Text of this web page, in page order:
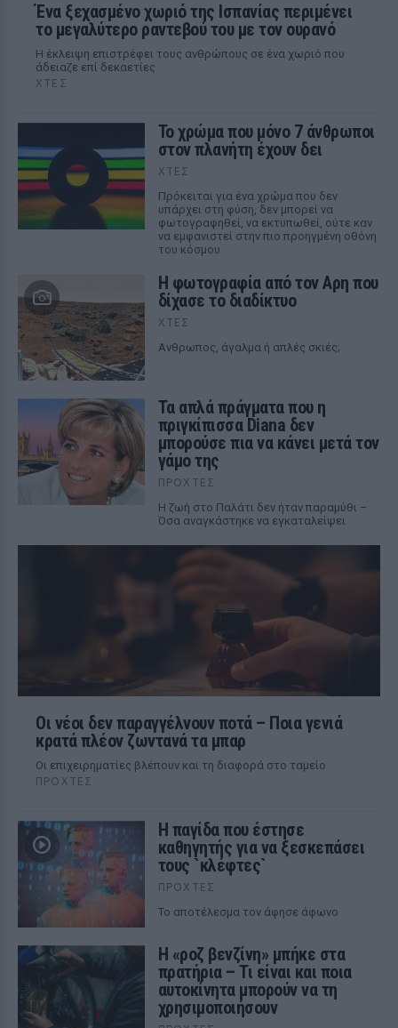
Ένα ξεχασμένο χωριό της Ισπανίας περιμένει
το μεγαλύτερο ραντεβού του με τον ουρανό
Η έκλειψη επιστρέφει τους ανθρώπους σε ένα χωριό που
άδειαζε επί δεκαετίες
ΧΤΕΣ
Το χρώμα που μόνο 7 άνθρωποι
στον πλανήτη έχουν δει
ΧΤΕΣ
Πρόκειται για ένα χρώμα που δεν
υπάρχει στη φύση, δεν μπορεί να
φωτογραφηθεί, να εκτυπωθεί, ούτε καν
να εμφανιστεί στην πιο προηγμένη οθόνη
του κόσμου
Η φωτογραφία από τον Αρη που
δίχασε το διαδίκτυο
ΧΤΕΣ
Ανθρωπος, άγαλμα ή απλές σκιές;
Τα απλά πράγματα που η
πριγκίπισσα Diana δεν
μπορούσε πια να κάνει μετά τον
γάμο της
ΠΡΟΧΤΈΣ
Η ζωή στο Παλάτι δεν ήταν παραμύθι –
Όσα αναγκάστηκε να εγκαταλείψει
Οι νέοι δεν παραγγέλνουν ποτά – Ποια γενιά
κρατά πλέον ζωντανά τα μπαρ
Οι επιχειρηματίες βλέπουν και τη διαφορά στο ταμείο
ΠΡΟΧΤΈΣ
Η παγίδα που έστησε
καθηγητής για να ξεσκεπάσει
τους `κλέφτες`
ΠΡΟΧΤΈΣ
Το αποτέλεσμα τον άφησε άφωνο
Η «ροζ βενζίνη» μπήκε στα
πρατήρια – Τι είναι και ποια
αυτοκίνητα μπορούν να τη
χρησιμοποιήσουν